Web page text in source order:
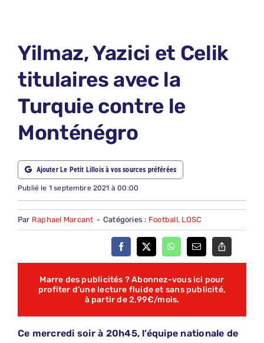
ABONNEMENTS
NOUS CONTACTER
NOUS SUIVRE
Rechercher:
Yilmaz, Yazici et Celik
titulaires avec la
Turquie contre le
Monténégro
Ajouter Le Petit Lillois à vos sources préférées
Publié le 1 septembre 2021 à 00:00
Par Raphael Marcant - Catégories : Football, LOSC
Marre des publicités ? Abonnez-vous ici pour
profiter d’une lecture fluide et sans publicité,
à partir de 2,99€/mois.
Ce mercredi soir à 20h45, l’équipe nationale de